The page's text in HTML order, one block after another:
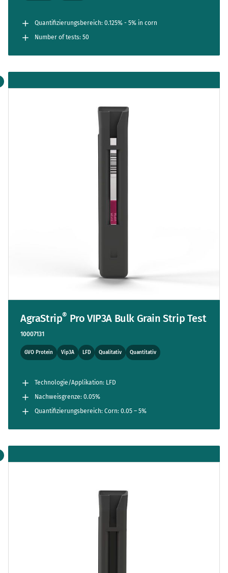
Quantifizierungsbereich: 0.125% - 5% in corn
Number of tests: 50
AgraStrip® Pro VIP3A Bulk Grain Strip Test
10007131
GVO Protein Vip3A LFD Qualitativ Quantitativ
Technologie/Applikation: LFD
Nachweisgrenze: 0.05%
Quantifizierungsbereich: Corn: 0.05 – 5%